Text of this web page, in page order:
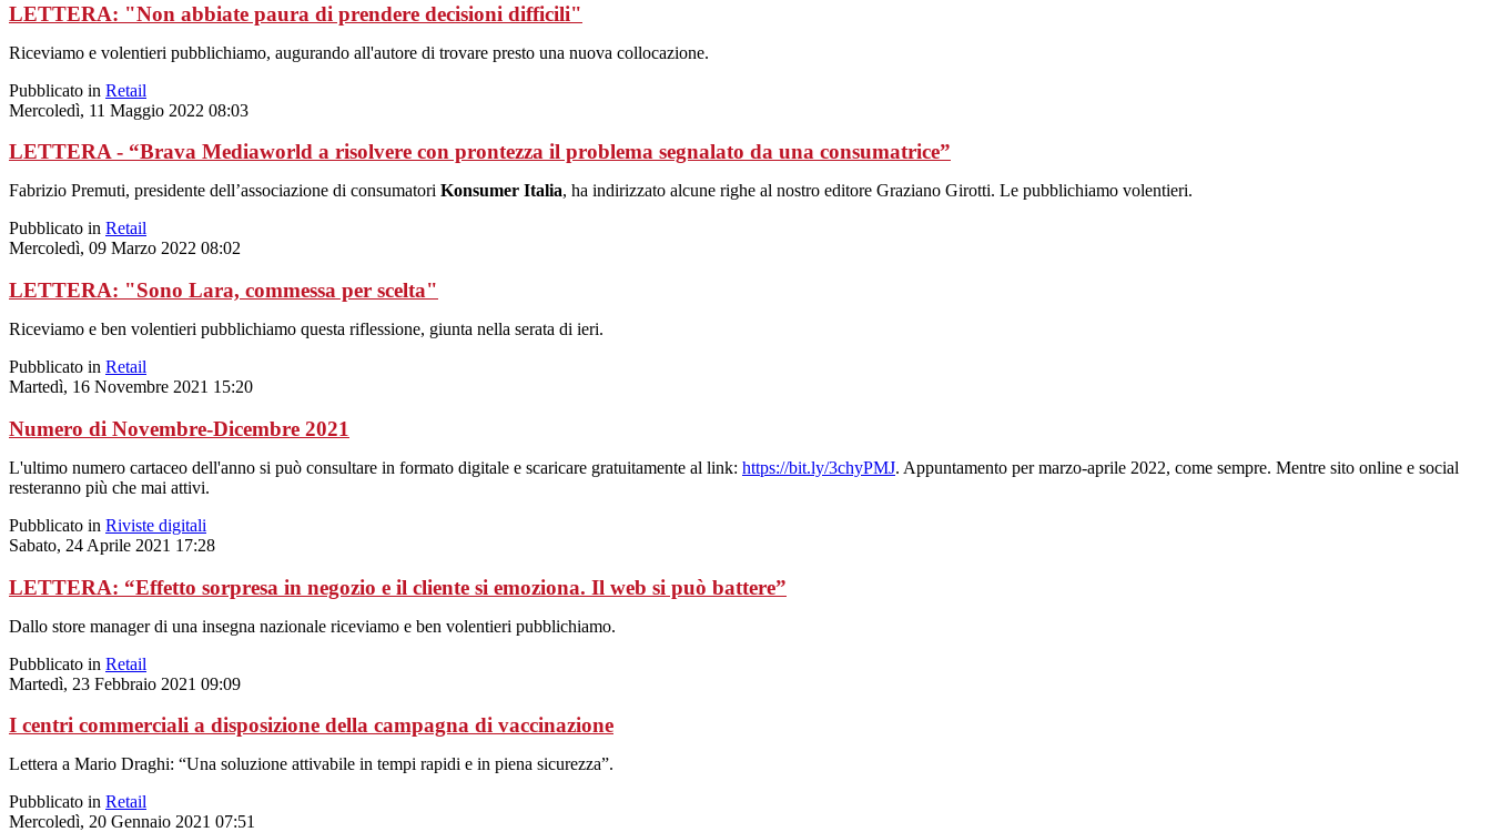
LETTERA: "Non abbiate paura di prendere decisioni difficili"
Riceviamo e volentieri pubblichiamo, augurando all'autore di trovare presto una nuova collocazione.
Pubblicato in Retail
Mercoledì, 11 Maggio 2022 08:03
LETTERA - “Brava Mediaworld a risolvere con prontezza il problema segnalato da una consumatrice”
Fabrizio Premuti, presidente dell’associazione di consumatori Konsumer Italia, ha indirizzato alcune righe al nostro editore Graziano Girotti. Le pubblichiamo volentieri.
Pubblicato in Retail
Mercoledì, 09 Marzo 2022 08:02
LETTERA: "Sono Lara, commessa per scelta"
Riceviamo e ben volentieri pubblichiamo questa riflessione, giunta nella serata di ieri.
Pubblicato in Retail
Martedì, 16 Novembre 2021 15:20
Numero di Novembre-Dicembre 2021
L'ultimo numero cartaceo dell'anno si può consultare in formato digitale e scaricare gratuitamente al link: https://bit.ly/3chyPMJ. Appuntamento per marzo-aprile 2022, come sempre. Mentre sito online e social
resteranno più che mai attivi.
Pubblicato in Riviste digitali
Sabato, 24 Aprile 2021 17:28
LETTERA: “Effetto sorpresa in negozio e il cliente si emoziona. Il web si può battere”
Dallo store manager di una insegna nazionale riceviamo e ben volentieri pubblichiamo.
Pubblicato in Retail
Martedì, 23 Febbraio 2021 09:09
I centri commerciali a disposizione della campagna di vaccinazione
Lettera a Mario Draghi: “Una soluzione attivabile in tempi rapidi e in piena sicurezza”.
Pubblicato in Retail
Mercoledì, 20 Gennaio 2021 07:51